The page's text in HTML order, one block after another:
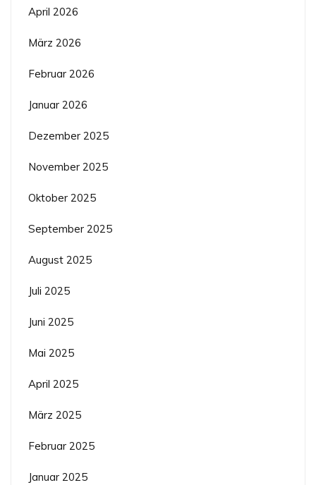
April 2026
März 2026
Februar 2026
Januar 2026
Dezember 2025
November 2025
Oktober 2025
September 2025
August 2025
Juli 2025
Juni 2025
Mai 2025
April 2025
März 2025
Februar 2025
Januar 2025